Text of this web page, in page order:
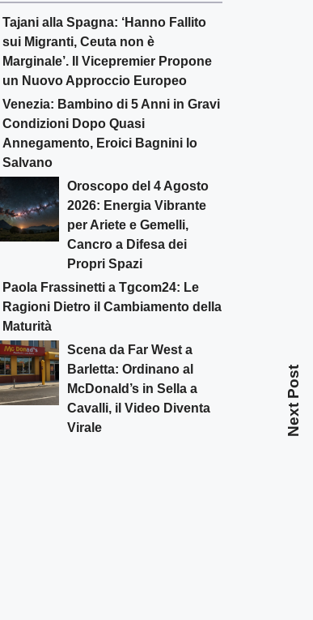
Next Post
Tajani alla Spagna: ‘Hanno Fallito
sui Migranti, Ceuta non è
Marginale’. Il Vicepremier Propone
un Nuovo Approccio Europeo
Venezia: Bambino di 5 Anni in Gravi
Condizioni Dopo Quasi
Annegamento, Eroici Bagnini lo
Salvano
Oroscopo del 4 Agosto
2026: Energia Vibrante
per Ariete e Gemelli,
Cancro a Difesa dei
Propri Spazi
Paola Frassinetti a Tgcom24: Le
Ragioni Dietro il Cambiamento della
Maturità
Scena da Far West a
Barletta: Ordinano al
McDonald’s in Sella a
Cavalli, il Video Diventa
Virale